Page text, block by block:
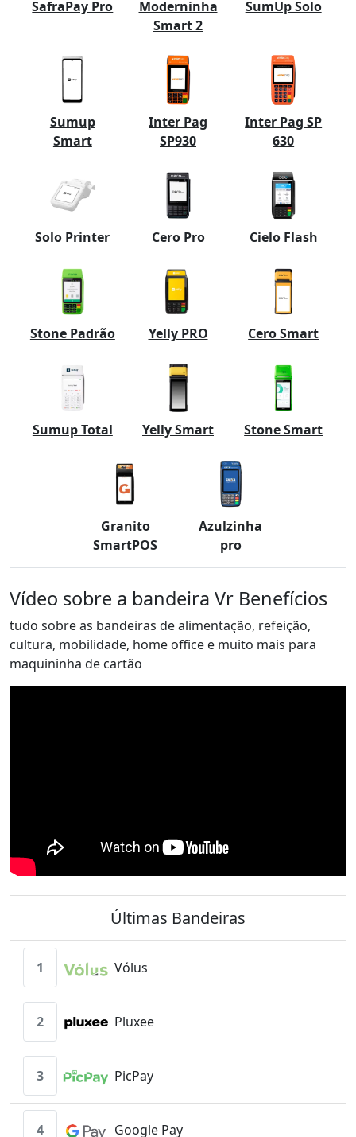
SafraPay Pro
Moderninha
Smart 2
SumUp Solo
Sumup
Smart
Inter Pag
SP930
Inter Pag SP
630
Solo Printer Cero Pro Cielo Flash
Stone Padrão Yelly PRO Cero Smart
Sumup Total Yelly Smart Stone Smart
Granito
SmartPOS
Azulzinha
pro
Vídeo sobre a bandeira Vr Benefícios
tudo sobre as bandeiras de alimentação, refeição,
cultura, mobilidade, home office e muito mais para
maquininha de cartão
Últimas Bandeiras
1 Vólus
2 Pluxee
3 PicPay
4 Google Pay